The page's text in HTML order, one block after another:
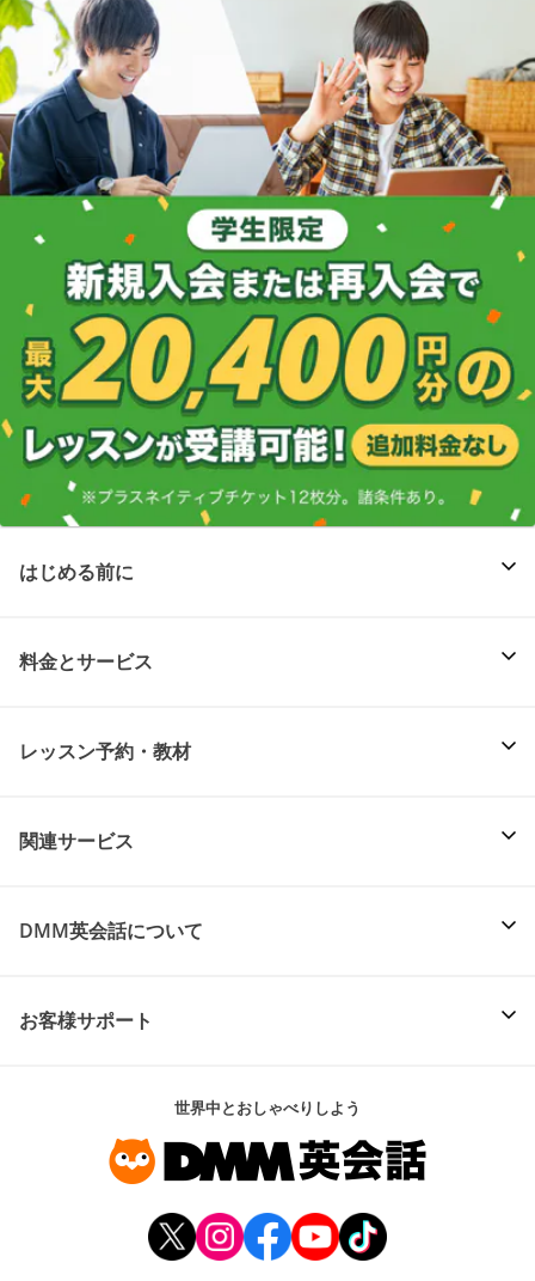
はじめる前に
料金とサービス
レッスン予約・教材
関連サービス
DMM英会話について
お客様サポート
世界中とおしゃべりしよう